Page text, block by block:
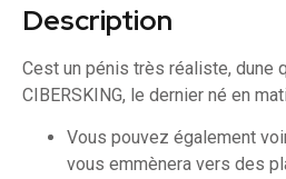
Description
Cest un pénis très réaliste, dune
CIBERSKING, le dernier né en
Vous pouvez également
vous emmènera vers des